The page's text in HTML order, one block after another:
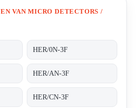
VAN MICRO DETECTORS /
HER/0N-3F
HER/AN-3F
HER/CN-3F